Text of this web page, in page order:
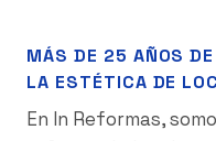
MÁS DE 25 AÑOS
LA ESTÉTICA DE
En In Reformas,